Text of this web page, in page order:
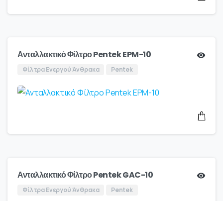
Ανταλλακτικό Φίλτρο Pentek EPM-10
Φίλτρα Ενεργού Άνθρακα Pentek
Ανταλλακτικό Φίλτρο Pentek GAC-10
Φίλτρα Ενεργού Άνθρακα Pentek